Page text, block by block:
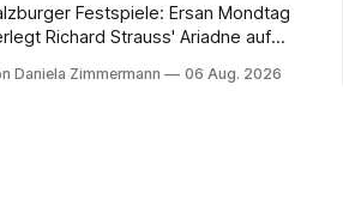
Festspiele: Ersan Mondtag
Richard Strauss' Ariadne auf
Fiction mit Opernklassik.
Daniela Zimmermann 06 Aug. 2026